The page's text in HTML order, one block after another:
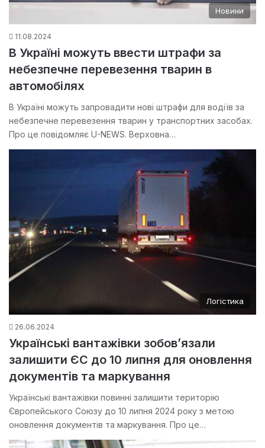
Новини
11.08.2024
В Україні можуть ввести штрафи за
небезпечне перевезення тварин в
автомобілях
В Україні можуть запровадити нові штрафи для водіїв за
небезпечне перевезення тварин у транспортних засобах.
Про це повідомляє U-NEWS. Верховна…
Логістика
26.06.2024
Українські вантажівки зобов’язали
залишити ЄС до 10 липня для оновлення
документів та маркування
Українські вантажівки повинні залишити територію
Європейського Союзу до 10 липня 2024 року з метою
оновлення документів та маркування. Про це…